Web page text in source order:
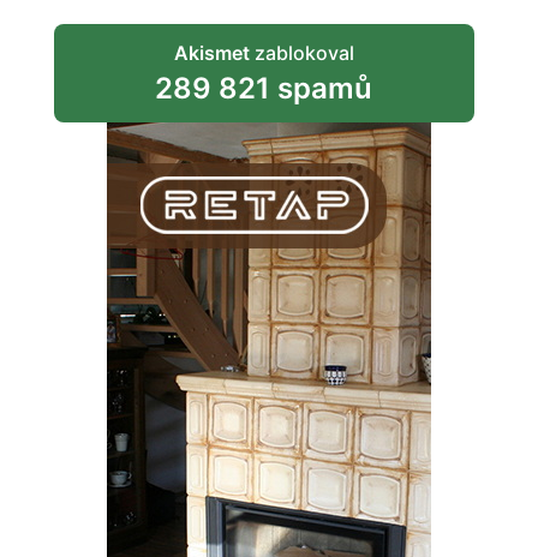
Akismetzablokoval
289 821 spamů